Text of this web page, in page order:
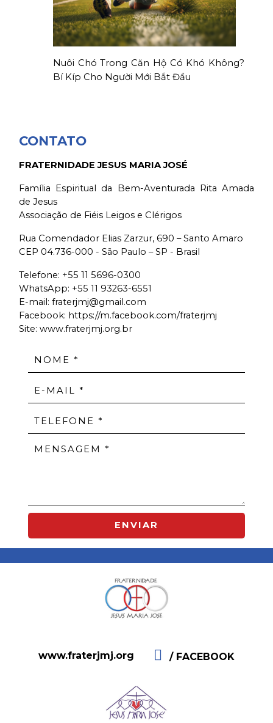
Nuôi Chó Trong Căn Hộ Có Khó Không?
Bí Kíp Cho Người Mới Bắt Đầu
CONTATO
FRATERNIDADE JESUS MARIA JOSÉ
Família Espiritual da Bem-Aventurada Rita Amada
de Jesus
Associação de Fiéis Leigos e Clérigos
Rua Comendador Elias Zarzur, 690 – Santo Amaro
CEP 04.736-000 - São Paulo – SP - Brasil
Telefone: +55 11 5696-0300
WhatsApp: +55 11 93263-6551
E-mail: fraterjmj@gmail.com
Facebook: https://m.facebook.com/fraterjmj
Site: www.fraterjmj.org.br
ENVIAR
www.fraterjmj.org / FACEBOOK